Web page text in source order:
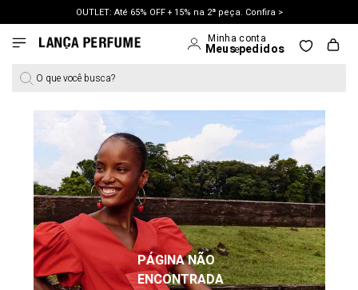
OUTLET: Até 65% OFF + 15% na 2ª peça. Confira >
LANÇAMENTO PRIMAVERA 27. Clique e aproveite.
O que você busca?
PÁGINA NÃO
ENCONTRADA